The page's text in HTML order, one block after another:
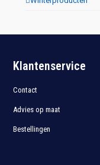
Klantenservice
Contact
Advies op maat
Bestellingen